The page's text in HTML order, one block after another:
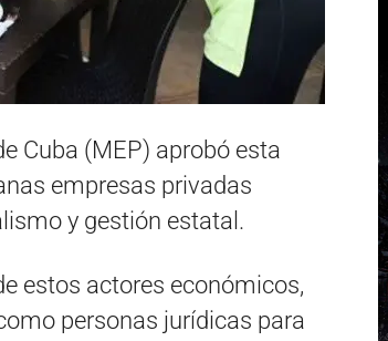
Cuba (MEP) aprobó esta
empresas privadas
y gestión estatal.
estos actores económicos,
personas jurídicas para